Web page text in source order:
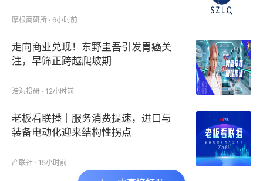
摩根商研所 · 6小时前
走向商业兑现！东野圭吾引发胃癌关
注，早筛正跨越爬坡期
浩海投研 · 12小时前
老板看联播｜服务消费提速，进口与
装备电动化迎来结构性拐点
产联社 · 15小时前